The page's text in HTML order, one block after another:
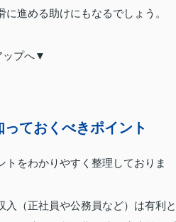
進める助けにもなるでしょう。
ップへ▼
ておくべきポイント
をわかりやすく整理しておりま
入（正社員や公務員など）は有利と